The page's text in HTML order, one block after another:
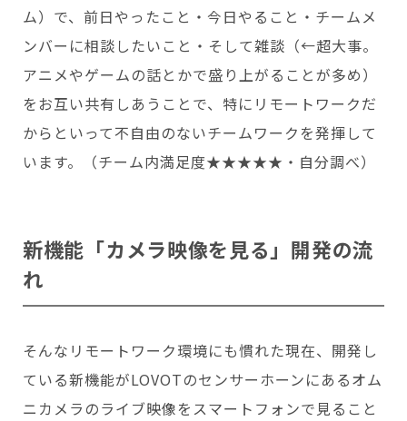
ム）で、前日やったこと・今日やること・チームメ
ンバーに相談したいこと・そして雑談（←超大事。
アニメやゲームの話とかで盛り上がることが多め）
をお互い共有しあうことで、特にリモートワークだ
からといって不自由のないチームワークを発揮して
います。（チーム内満足度★★★★★・自分調べ）
新機能「カメラ映像を見る」開発の流
れ
そんなリモートワーク環境にも慣れた現在、開発し
ている新機能がLOVOTのセンサーホーンにあるオム
ニカメラのライブ映像をスマートフォンで見ること